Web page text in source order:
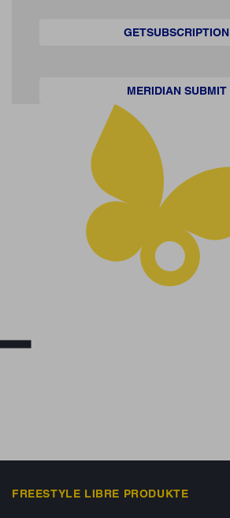
GETSUBSCRIPTION
MERIDIAN SUBMIT
FREESTYLE LIBRE PRODUKTE